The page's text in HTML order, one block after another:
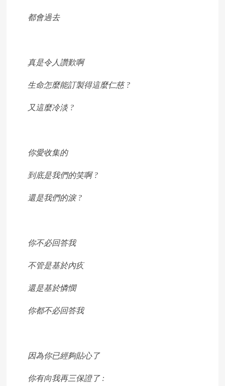
都會過去
真是令人讚歎啊
生命怎麼能訂製得這麼仁慈 ?
又這麼冷淡 ?
你愛收集的
到底是我們的笑啊 ?
還是我們的淚 ?
你不必回答我
不管是基於內疚
還是基於憐憫
你都不必回答我
因為你已經夠貼心了
你有向我再三保證了 :